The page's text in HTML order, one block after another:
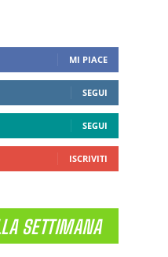
MI PIACE
SEGUI
SEGUI
ISCRIVITI
SETTIMANA